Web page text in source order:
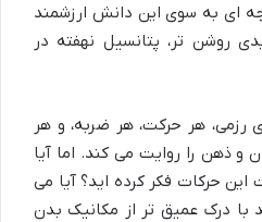
ای به سوی این دانش ارزشمند
روشن تر، پتانسیل نهفته در
رزمی، هر حرکت، هر ضربه، و هر
و ذهن را روایت می کند. اما آیا
حرکات فکر کرده اید؟ آیا می
با درک عمیق تر از مکانیک بدن